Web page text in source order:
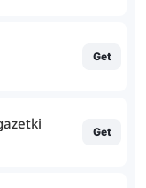
Get
Get